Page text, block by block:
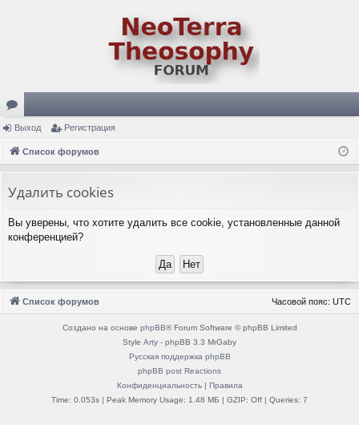
ор
ум
Выход Регистрация
Список форумов
Удалить cookies
Вы уверены, что хотите удалить все cookie, установленные данной
конференцией?
Список форумов Часовой пояс: UTC
Создано на основе phpBB® Forum Software © phpBB Limited
Style Arty - phpBB 3.3 MrGaby
Русская поддержка phpBB
phpBB post Reactions
Конфиденциальность| Правила
Time: 0.053s | Peak Memory Usage: 1.48 МБ | GZIP: Off | Queries: 7